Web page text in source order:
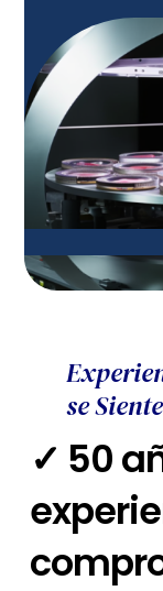
se Siente
✓ 50